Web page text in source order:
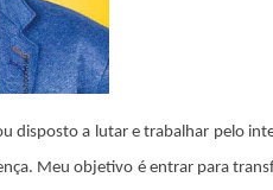
disposto a lutar e trabalhar pelo
Meu objetivo é entrar para